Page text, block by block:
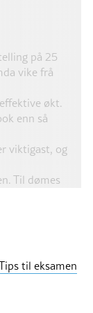
på 25
vike frå
økt.
enn så
viktigast, og
Til dømes
eller
til eksamen